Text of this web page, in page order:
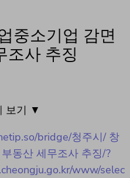
중소기업 감면
조사 추징
보기 ▼
bridge/청주시/ 창
동산 세무조사 추징/?
www/selec